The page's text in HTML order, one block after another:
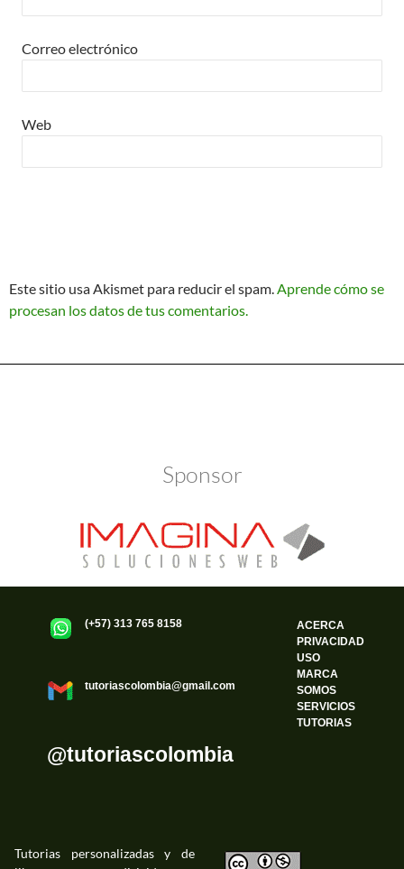
Correo electrónico
Web
Este sitio usa Akismet para reducir el spam.Aprende cómo se
procesan los datos de tus comentarios.
Sponsor
(+57) 313 765 8158
tutoriascolombia@gmail.com
@tutoriascolombia
ACERCA
PRIVACIDAD
USO
MARCA
SOMOS
SERVICIOS
TUTORIAS
Tutorias personalizadas y de